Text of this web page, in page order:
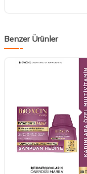
Benzer Ürünler